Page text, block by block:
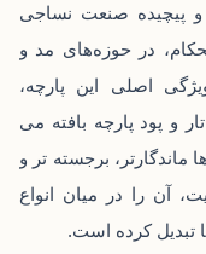
و پیچیده صنعت نساجی
در حوزه‌های مد و
اصلی این پارچه،
و پود پارچه بافته می
برجسته ‌تر و
آن را در میان انواع
تبدیل کرده است.